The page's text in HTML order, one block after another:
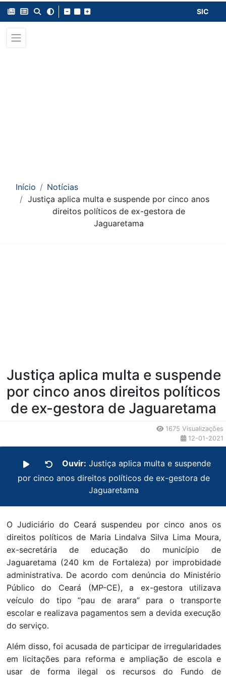
SIC
Início
Notícias
Justiça aplica multa e suspende por cinco anos
direitos políticos de ex-gestora de
Jaguaretama
Justiça aplica multa e suspende
por cinco anos direitos políticos
de ex-gestora de Jaguaretama
1675 Visualizações
12-01-2021
Ouvir: Justiça aplica multa e suspende
por cinco anos direitos políticos de ex-gestora de
Jaguaretama
O Judiciário do Ceará suspendeu por cinco anos os
direitos políticos de Maria Lindalva Silva Lima Moura,
ex-secretária de educação do município de
Jaguaretama (240 km de Fortaleza) por improbidade
administrativa. De acordo com denúncia do Ministério
Público do Ceará (MP-CE), a ex-gestora utilizava
veículo do tipo “pau de arara” para o transporte
escolar e realizava pagamentos sem a devida execução
do serviço.
Além disso, foi acusada de participar de irregularidades
em licitações para reforma e ampliação de escola e
usar de forma ilegal os recursos do Fundo de